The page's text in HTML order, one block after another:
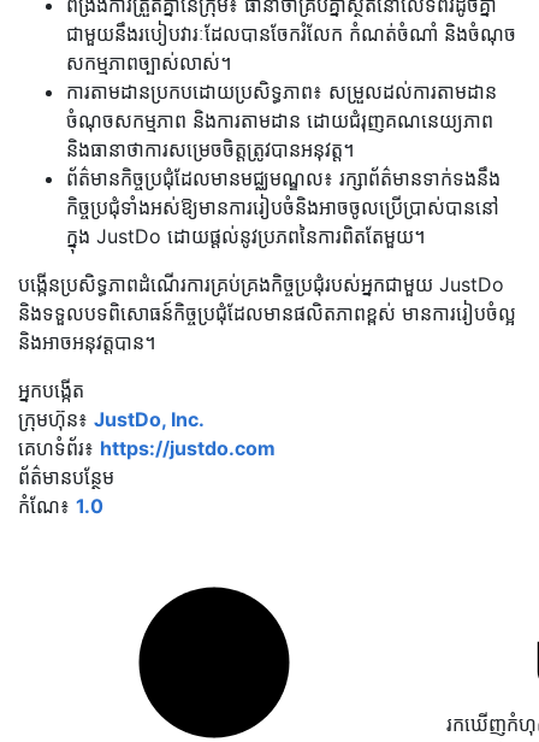
ជាមួយនឹងរបៀបវារៈដែលបានចែករំលែក កំណត់ចំណាំ និងចំណុច
សកម្មភាពច្បាស់លាស់។
ការតាមដានប្រកបដោយប្រសិទ្ធភាព៖ សម្រួលដល់ការតាមដាន
ចំណុចសកម្មភាព និងការតាមដាន ដោយជំរុញគណនេយ្យភាព
និងធានាថាការសម្រេចចិត្តត្រូវបានអនុវត្ត។
ព័ត៌មានកិច្ចប្រជុំដែលមានមជ្ឈមណ្ឌល៖ រក្សាព័ត៌មានទាក់ទងនឹង
កិច្ចប្រជុំទាំងអស់ឱ្យមានការរៀបចំនិងអាចចូលប្រើប្រាស់បាននៅ
ក្នុង JustDo ដោយផ្តល់នូវប្រភពនៃការពិតតែមួយ។
បង្កើនប្រសិទ្ធភាពដំណើរការគ្រប់គ្រងកិច្ចប្រជុំរបស់អ្នកជាមួយ JustDo
និងទទួលបទពិសោធន៍កិច្ចប្រជុំដែលមានផលិតភាពខ្ពស់ មានការរៀបចំល្អ
និងអាចអនុវត្តបាន។
អ្នកបង្កើត
ក្រុមហ៊ុន៖ JustDo, Inc.
គេហទំព័រ៖ https://justdo.com
ព័ត៌មានបន្ថែម
កំណែ៖ 1.0
រកឃើញកំហុស